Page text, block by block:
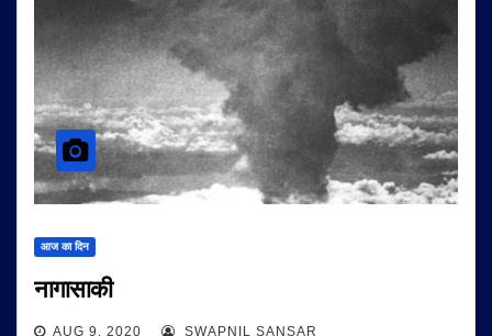
आज का दिन
नागासाकी
AUG 9, 2020 SWAPNIL SANSAR